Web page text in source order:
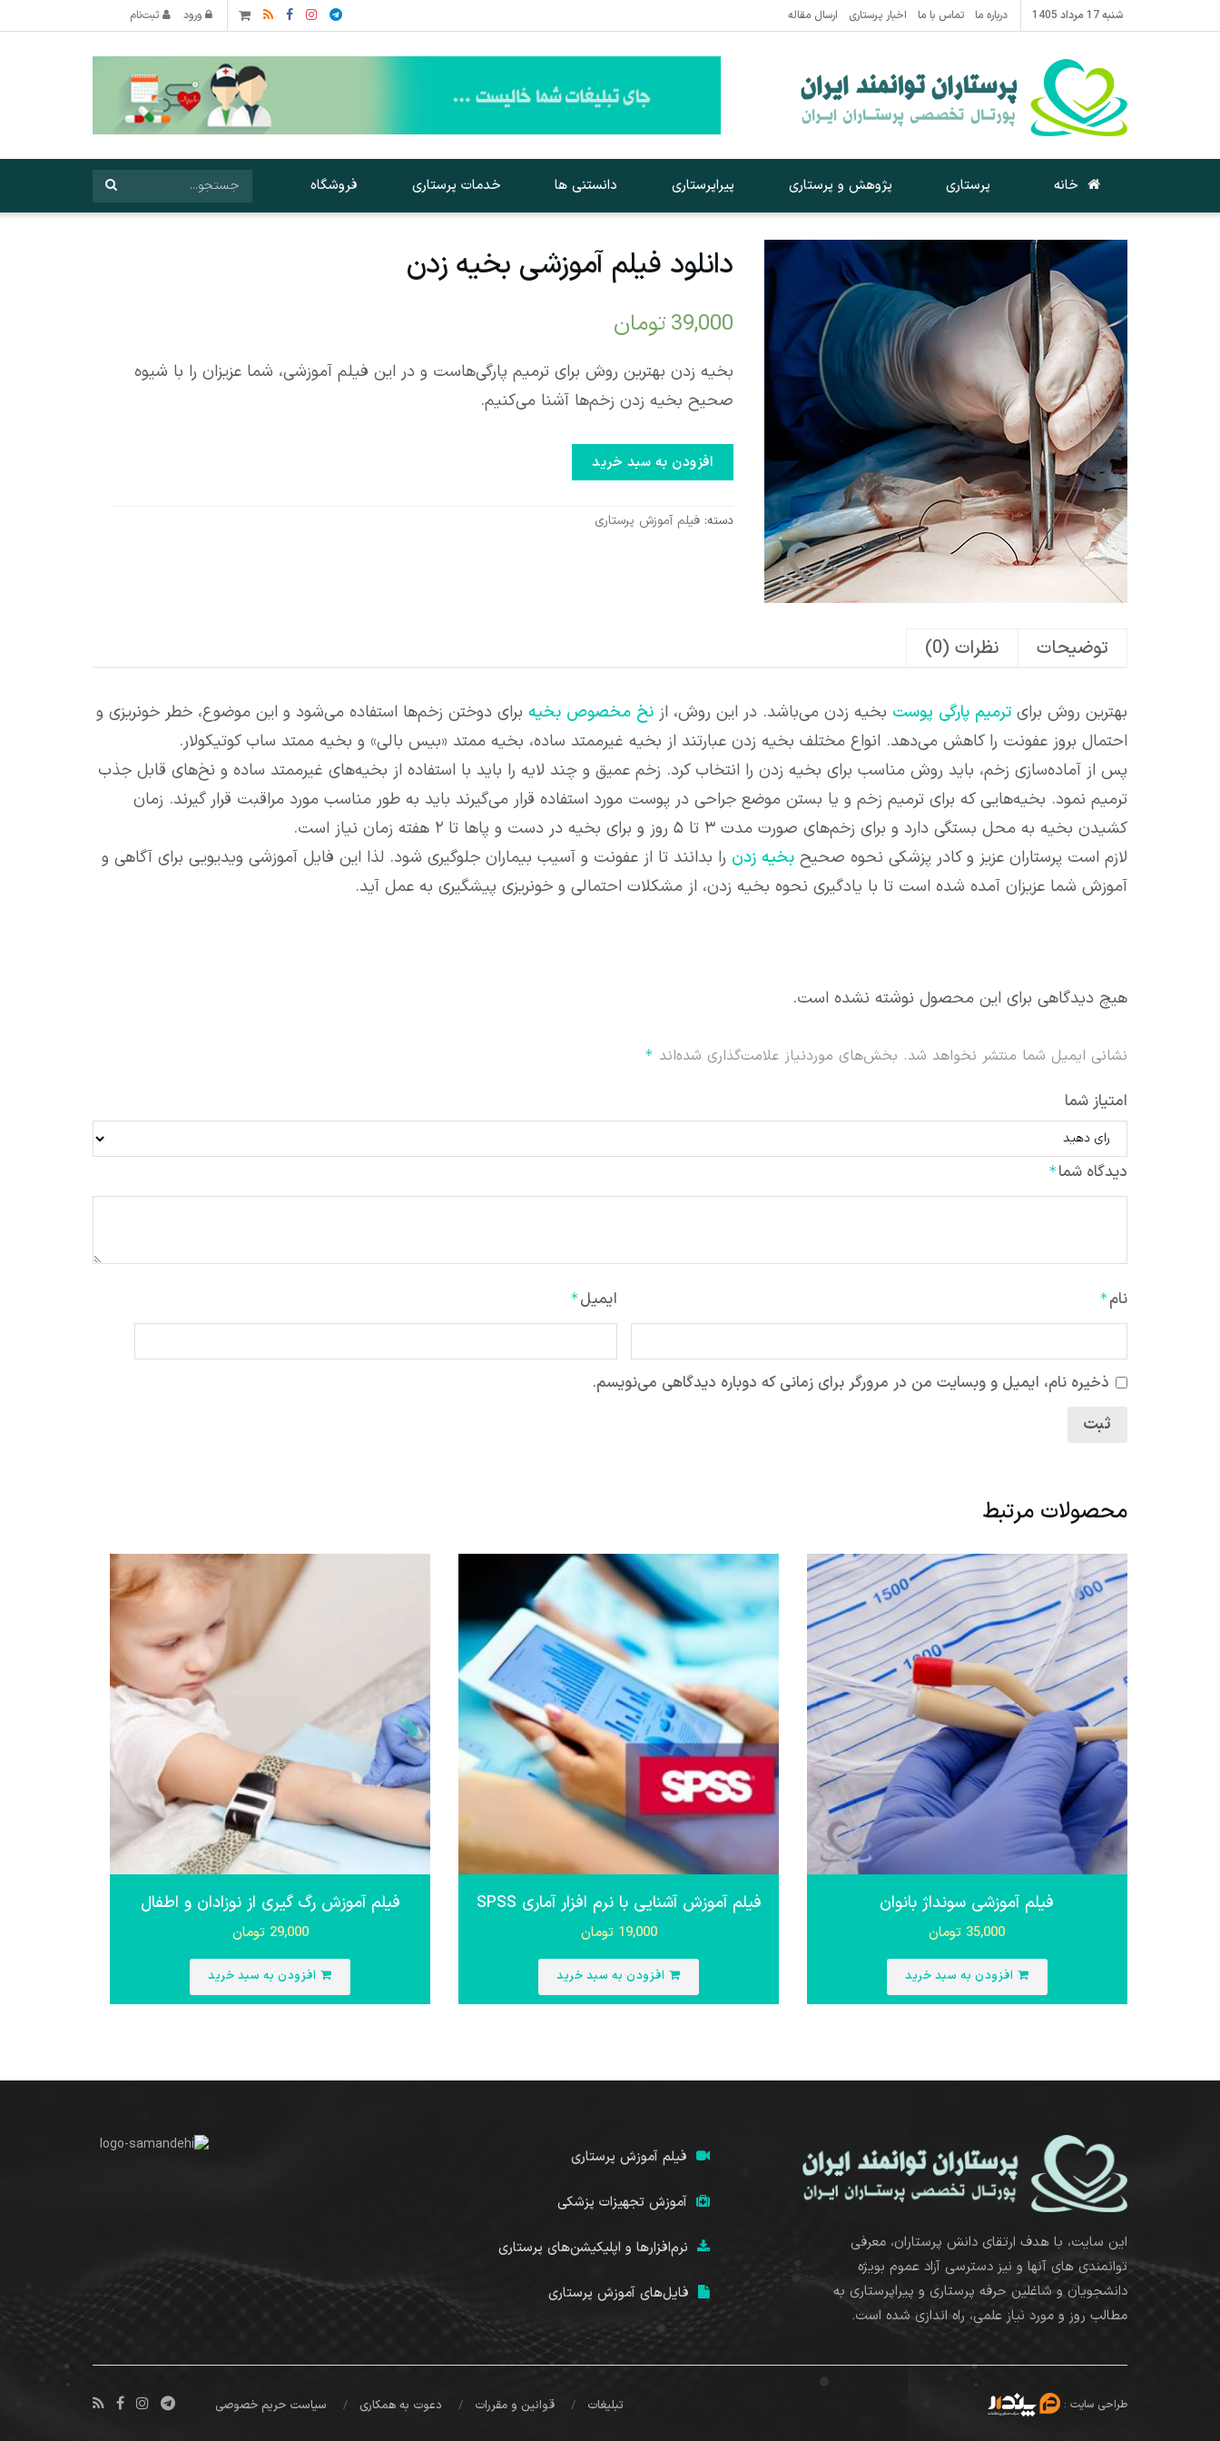
شنبه 17 مرداد 1405 درباره ما تماس با ما اخبار پرستاری ارسال مقاله ورود ثبت‌نام
خانه پرستاری پژوهش و پرستاری پیراپرستاری دانستنی ها خدمات پرستاری فروشگاه
دانلود فیلم آموزشی بخیه زدن
39,000تومان
بخیه زدن بهترین روش برای ترمیم پارگی‌هاست و در این فیلم آموزشی، شما عزیزان را با شیوه
صحیح بخیه زدن زخم‌ها آشنا می‌کنیم.
افزودن به سبد خرید
دسته:فیلم آموزش پرستاری
توضیحات نظرات (0)
بهترین روش برای ترمیم پارگی پوست بخیه زدن می‌باشد. در این روش، از نخ مخصوص بخیه برای دوختن زخم‌ها استفاده می‌شود و این موضوع، خطر خونریزی و
احتمال بروز عفونت را کاهش می‌دهد. انواع مختلف بخیه زدن عبارتند از بخیه غیرممتد ساده، بخیه ممتد «بیس بالی» و بخیه ممتد ساب کوتیکولار.
پس از آماده‌سازی زخم، باید روش مناسب برای بخیه زدن را انتخاب کرد. زخم عمیق و چند لایه را باید با استفاده از بخیه‌های غیرممتد ساده و نخ‌های قابل جذب
ترمیم نمود. بخیه‌هایی که برای ترمیم زخم و یا بستن موضع جراحی در پوست مورد استفاده قرار می‌گیرند باید به طور مناسب مورد مراقبت قرار گیرند. زمان
کشیدن بخیه به محل بستگی دارد و برای زخم‌های صورت مدت ۳ تا ۵ روز و برای بخیه در دست و پاها تا ۲ هفته زمان نیاز است.
لازم است پرستاران عزیز و کادر پزشکی نحوه صحیح بخیه زدن را بدانند تا از عفونت و آسیب بیماران جلوگیری شود. لذا این فایل آموزشی ویدیویی برای آگاهی و
آموزش شما عزیزان آمده شده است تا با یادگیری نحوه بخیه زدن، از مشکلات احتمالی و خونریزی پیشگیری به عمل آید.
هیچ دیدگاهی برای این محصول نوشته نشده است.
نشانی ایمیل شما منتشر نخواهد شد. بخش‌های موردنیاز علامت‌گذاری شده‌اند *
امتیاز شما
دیدگاه شما*
نام* ایمیل*
ذخیره نام، ایمیل و وبسایت من در مرورگر برای زمانی که دوباره دیدگاهی می‌نویسم.
محصولات مرتبط
فیلم آموزشی سونداژ بانوان
35,000 تومان
افزودن به سبد خرید
فیلم آموزش آشنایی با نرم افزار آماری SPSS
19,000 تومان
افزودن به سبد خرید
فیلم آموزش رگ گیری از نوزادان و اطفال
29,000 تومان
افزودن به سبد خرید
این سایت، با هدف ارتقای دانش پرستاران، معرفی
توانمندی های آنها و نیز دسترسی آزاد عموم بویژه
دانشجویان و شاغلین حرفه پرستاری و پیراپرستاری به
مطالب روز و مورد نیاز علمی، راه اندازی شده است.
فیلم آموزش پرستاری
آموزش تجهیزات پزشکی
نرم‌افزارها و اپلیکیشن‌های پرستاری
فایل‌های آموزش پرستاری
تبلیغات قوانین و مقررات دعوت به همکاری سیاست حریم خصوصی طراحی سایت :